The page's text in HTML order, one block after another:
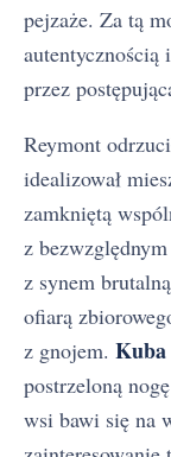
pejzaże. Za tą
przez
Reymont
idealizował
zamkniętą
z
z synem
ofiarą
z gnojem. Kuba
postrzeloną
wsi bawi się na